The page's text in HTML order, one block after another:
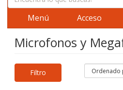
Menú Acceso
Microfonos y
Filtro